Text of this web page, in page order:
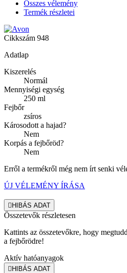
Összes vélemény
Termék részletei
Cikkszám 948
Adatlap
Kiszerelés
Normál
Mennyiségi egység
250 ml
Fejbőr
zsíros
Károsodott a hajad?
Nem
Korpás a fejbőröd?
Nem
Erről a termékről még nem írt senki
ÚJ VÉLEMÉNY ÍRÁSA
HIBÁS ADAT
Összetevők részletesen
Kattints az összetevőkre, hogy
a fejbőrödre!
Aktív hatóanyagok
HIBÁS ADAT